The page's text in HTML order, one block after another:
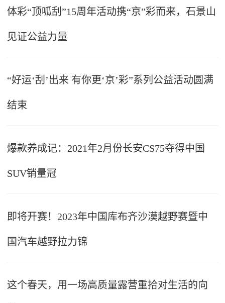
体彩“顶呱刮”15周年活动携“京”彩而来，石景山
见证公益力量
“好运‘刮’出来 有你更‘京’彩”系列公益活动圆满
结束
爆款养成记：2021年2月份长安CS75夺得中国
SUV销量冠
即将开赛！2023年中国库布齐沙漠越野赛暨中
国汽车越野拉力锦
这个春天，用一场高质量露营重拾对生活的向